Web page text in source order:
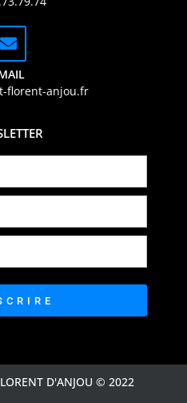
florent-anjou.fr
D'ANJOU © 2022